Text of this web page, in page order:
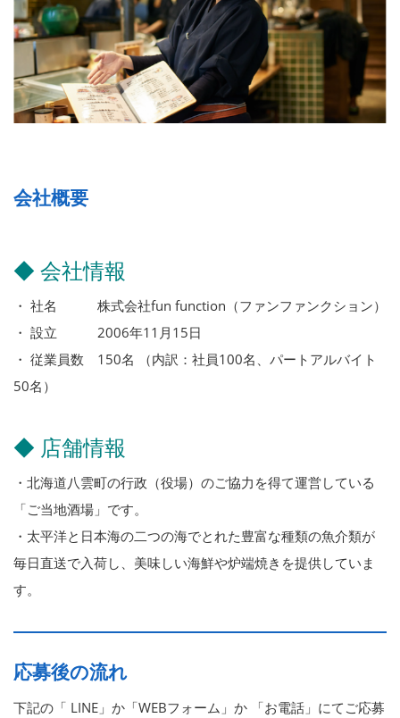
会社概要
◆ 会社情報
・ 社名 株式会社fun function（ファンファンクション）
・ 設立 2006年11月15日
・ 従業員数 150名 （内訳：社員100名、パートアルバイト
50名）
◆ 店舗情報
・北海道八雲町の行政（役場）のご協力を得て運営している
「ご当地酒場」です。
・太平洋と日本海の二つの海でとれた豊富な種類の魚介類が
毎日直送で入荷し、美味しい海鮮や炉端焼きを提供していま
す。
応募後の流れ
下記の「 LINE」か「WEBフォーム」か 「お電話」にてご応募